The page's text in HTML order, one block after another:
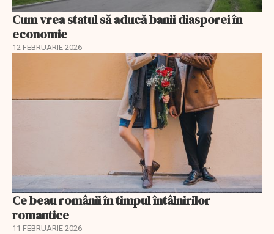
Cum vrea statul să aducă banii diasporei în
economie
12 FEBRUARIE 2026
Ce beau românii în timpul întâlnirilor
romantice
11 FEBRUARIE 2026